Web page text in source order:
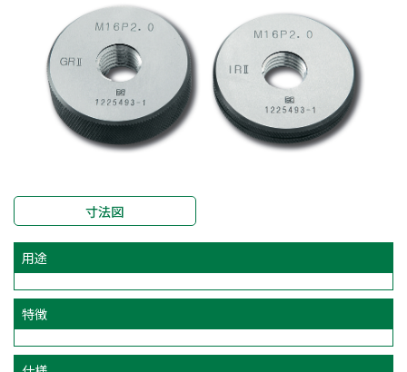
寸法図
用途
特徴